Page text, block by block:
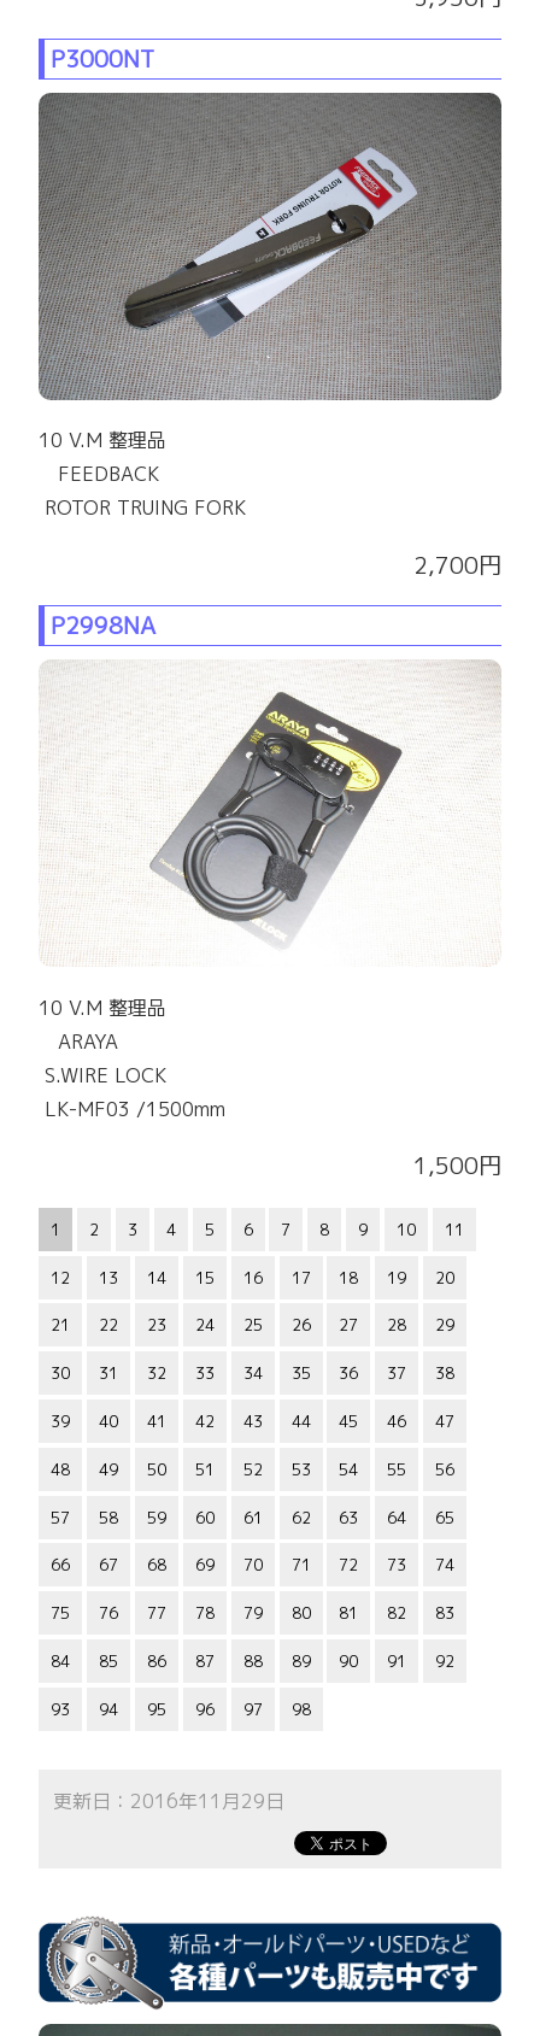
P3000NT
10 V.M 整理品
FEEDBACK
ROTOR TRUING FORK
2,700円
P2998NA
10 V.M 整理品
ARAYA
S.WIRE LOCK
LK-MF03 /1500mm
1,500円
1 2 3 4 5 6 7 8 9 10 11
12 13 14 15 16 17 18 19 20
21 22 23 24 25 26 27 28 29
30 31 32 33 34 35 36 37 38
39 40 41 42 43 44 45 46 47
48 49 50 51 52 53 54 55 56
57 58 59 60 61 62 63 64 65
66 67 68 69 70 71 72 73 74
75 76 77 78 79 80 81 82 83
84 85 86 87 88 89 90 91 92
93 94 95 96 97 98
更新日：2016年11月29日